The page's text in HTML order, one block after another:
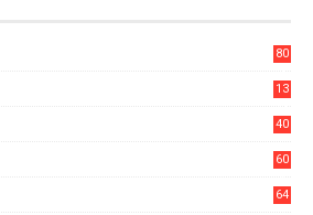
80
13
40
60
64